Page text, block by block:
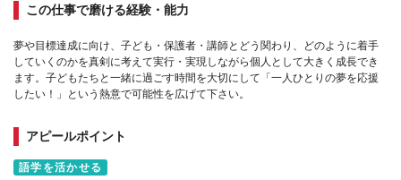
この仕事で磨ける経験・能力
夢や目標達成に向け、子ども・保護者・講師とどう関わり、どのように着手
していくのかを真剣に考えて実行・実現しながら個人として大きく成長でき
ます。子どもたちと一緒に過ごす時間を大切にして「一人ひとりの夢を応援
したい！」という熱意で可能性を広げて下さい。
アピールポイント
語学を活かせる